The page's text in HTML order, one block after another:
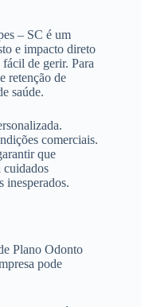
– SC é um
e impacto direto
de gerir. Para
retenção de
saúde.
comerciais.
que
cuidados
inesperados.
Plano Odonto
pode